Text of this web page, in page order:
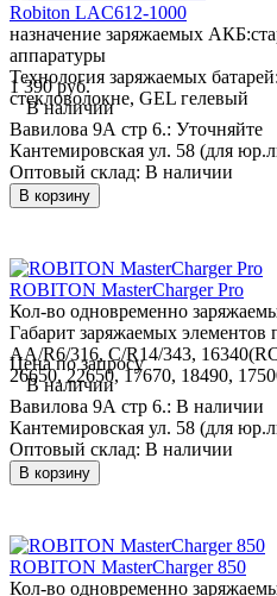
Robiton LAC612-1000
назначение заряжаемых АКБ:
аппаратуры
Технология заряжаемых батарей:
стекловолокне, GEL гелевый
1 390 руб.
В наличии
Вавилова 9А стр 6.: Уточняйте
Кантемировская ул. 58 (для
Оптовый склад: В наличии
В корзину
ROBITON MasterCharger Pro
Кол-во одновременно
Габарит заряжаемых элементов
AA/R6/316, C/R14/343,
26650, 22650, 17670, 18490,
Цена по запросу
В наличии
Вавилова 9А стр 6.: В наличии
Кантемировская ул. 58 (для
Оптовый склад: В наличии
В корзину
ROBITON MasterCharger 850
Кол-во одновременно